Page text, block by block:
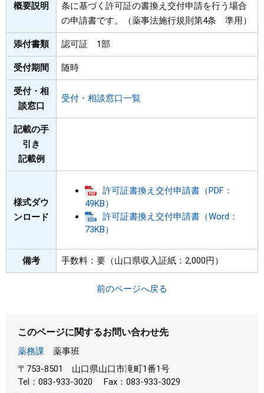
しごと・産業・観光
まちづくり
県政情報
概要説明
条に基づく許可証の書換え交付申請を行う場合
の申請書です。（薬事法施行規則第4条 準用）
添付書類 認可証 1部
受付期間 随時
受付・相
談窓口
受付・相談窓口一覧
記載の手
引き
記載例
様式ダウ
ンロード
許可証書換え交付申請書（PDF：
49KB）
許可証書換え交付申請書（Word：
73KB）
備考 手数料：要（山口県収入証紙：2,000円）
前のページへ戻る
このページに関するお問い合わせ先
薬務課
薬事班
〒753-8501
山口県山口市滝町1番1号
Tel：083-933-3020
Fax：083-933-3029